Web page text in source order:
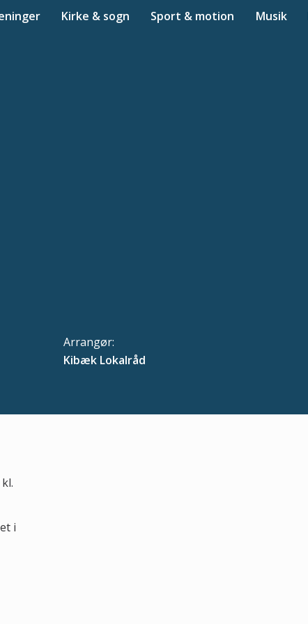
Kirke & sogn Sport & motion Musik
Arrangør:
Kibæk Lokalråd
i